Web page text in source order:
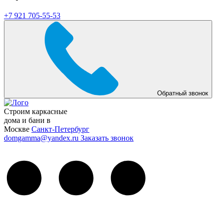
+7 921 705-55-53
Обратный звонок
Строим каркасные
дома и бани в
Москве Санкт-Петербург
domgamma@yandex.ru Заказать звонок